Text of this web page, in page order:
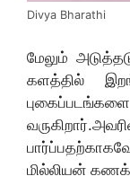
Divya Bharathi
மேலும்
களத்தில்
மில்லியன்